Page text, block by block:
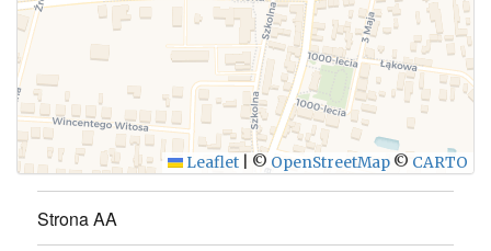
Leaflet © OpenStreetMap © CARTO
Strona AA